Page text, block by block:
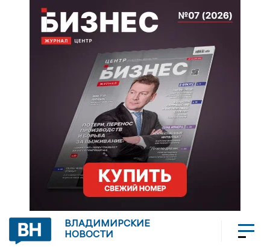
ВЛАДИМИРСКИЕ
НОВОСТИ